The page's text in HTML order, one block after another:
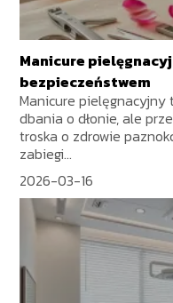
Manicure
bezpieczeństwem
Manicure
dbania o dłonie, ale
troska o zdrowie
zabiegi...
2026-03-16